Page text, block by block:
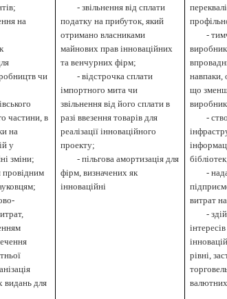
на
чи
частини, в
на
у
зміни;
провідним
видань для
- звільнення від сплати
податку на прибуток, який
отримано власниками
майнових прав інноваційних
та венчурних фірм;
- відстрочка сплати
імпортного мита чи
звільнення від його сплати в
разі ввезення товарів для
реалізації інноваційного
проекту;
- пільгова амортизація для
фірм, визначених як
інноваційні
-
навпаки,
що
-
-
витрат
-
рівні,